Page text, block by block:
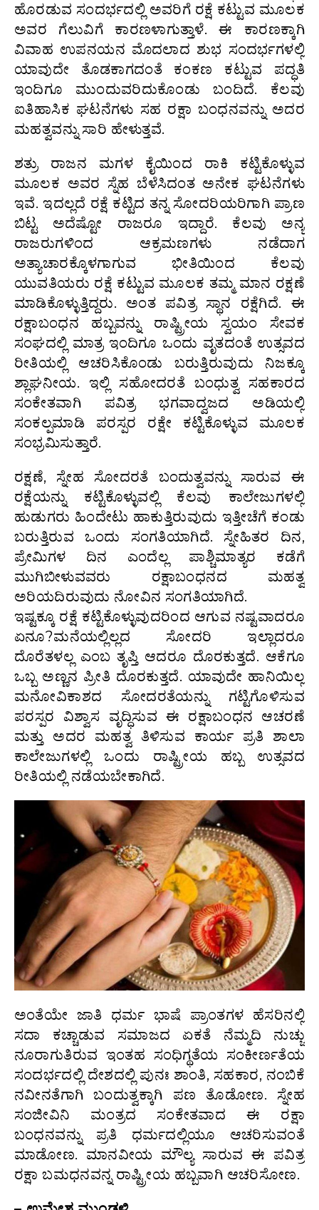
ಹೊರಡುವ ಸಂದರ್ಭದಲ್ಲಿ ಅವರಿಗೆ ರಕ್ಷೆ ಕಟ್ಟುವ ಮೂಲಕ
ಅವರ ಗೆಲುವಿಗೆ ಕಾರಣಳಾಗುತ್ತಾಳೆ. ಈ ಕಾರಣಕ್ಕಾಗಿ
ವಿವಾಹ ಉಪನಯನ ಮೊದಲಾದ ಶುಭ ಸಂದರ್ಭಗಳಲ್ಲಿ
ಯಾವುದೇ ತೊಡಕಾಗದಂತೆ ಕಂಕಣ ಕಟ್ಟುವ ಪದ್ಧತಿ
ಇಂದಿಗೂ ಮುಂದುವರಿದುಕೊಂಡು ಬಂದಿದೆ. ಕೆಲವು
ಐತಿಹಾಸಿಕ ಘಟನೆಗಳು ಸಹ ರಕ್ಷಾ ಬಂಧನವನ್ನು ಅದರ
ಮಹತ್ವವನ್ನು ಸಾರಿ ಹೇಳುತ್ತವೆ.
ಶತ್ರು ರಾಜನ ಮಗಳ ಕೈಯಿಂದ ರಾಕಿ ಕಟ್ಟಿಕೊಳ್ಳುವ
ಮೂಲಕ ಅವರ ಸ್ನೆಹ ಬೆಳೆಸಿದಂತ ಅನೇಕ ಘಟನೆಗಳು
ಇವೆ. ಇದಲ್ಲದೆ ರಕ್ಷೆ ಕಟ್ಟಿದ ತನ್ನ ಸೋದರಿಯರಿಗಾಗಿ ಪ್ರಾಣ
ಬಿಟ್ಟ ಅದೆಷ್ಟೋ ರಾಜರೂ ಇದ್ದಾರೆ. ಕೆಲವು ಅನ್ಯ
ರಾಜರುಗಳಿಂದ ಆಕ್ರಮಣಗಳು ನಡೆದಾಗ
ಅತ್ಯಾಚಾರಕ್ಕೊಳಗಾಗುವ ಭೀತಿಯಿಂದ ಕೆಲವು
ಯುವತಿಯರು ರಕ್ಷೆ ಕಟ್ಟುವ ಮೂಲಕ ತಮ್ಮ ಮಾನ ರಕ್ಷಣೆ
ಮಾಡಿಕೊಳ್ಳುತ್ತಿದ್ದರು. ಅಂತ ಪವಿತ್ರ ಸ್ಥಾನ ರಕ್ಷೆಗಿದೆ. ಈ
ರಕ್ಷಾಬಂಧನ ಹಬ್ಬವನ್ನು ರಾಷ್ಟ್ರೀಯ ಸ್ವಯಂ ಸೇವಕ
ಸಂಘದಲ್ಲಿ ಮಾತ್ರ ಇಂದಿಗೂ ಒಂದು ವೃತದಂತೆ ಉತ್ಸವದ
ರೀತಿಯಲ್ಲಿ ಆಚರಿಸಿಕೊಂಡು ಬರುತ್ತಿರುವುದು ನಿಜಕ್ಕೂ
ಶ್ಲಾಘನೀಯ. ಇಲ್ಲಿ ಸಹೋದರತೆ ಬಂಧುತ್ವ ಸಹಕಾರದ
ಸಂಕೇತವಾಗಿ ಪವಿತ್ರ ಭಗವಾದ್ವಜದ ಅಡಿಯಲ್ಲಿ
ಸಂಕಲ್ಪಮಾಡಿ ಪರಸ್ಪರ ರಕ್ಷೇ ಕಟ್ಟಿಕೊಳ್ಳುವ ಮೂಲಕ
ಸಂಭ್ರಮಿಸುತ್ತಾರೆ.
ರಕ್ಷಣೆ, ಸ್ನೇಹ ಸೋದರತೆ ಬಂದುತ್ವವನ್ನು ಸಾರುವ ಈ
ರಕ್ಷೆಯನ್ನು ಕಟ್ಟಿಕೊಳ್ಳುವಲ್ಲಿ ಕೆಲವು ಕಾಲೇಜುಗಳಲ್ಲಿ
ಹುಡುಗರು ಹಿಂದೇಟು ಹಾಕುತ್ತಿರುವುದು ಇತ್ತೀಚೆಗೆ ಕಂಡು
ಬರುತ್ತಿರುವ ಒಂದು ಸಂಗತಿಯಾಗಿದೆ. ಸ್ನೇಹಿತರ ದಿನ,
ಪ್ರೇಮಿಗಳ ದಿನ ಎಂದೆಲ್ಲ ಪಾಶ್ಚಿಮಾತ್ಯರ ಕಡೆಗೆ
ಮುಗಿಬೀಳುವವರು ರಕ್ಷಾಬಂಧನದ ಮಹತ್ವ
ಅರಿಯದಿರುವುದು ನೋವಿನ ಸಂಗತಿಯಾಗಿದೆ.
ಇಷ್ಟಕ್ಕೂ ರಕ್ಷೆ ಕಟ್ಟಿಕೊಳ್ಳುವುದರಿಂದ ಆಗುವ ನಷ್ಟವಾದರೂ
ಏನೂ?ಮನೆಯಲ್ಲಿಲ್ಲದ ಸೋದರಿ ಇಲ್ಲಾದರೂ
ದೊರೆತಳಲ್ಲ ಎಂಬ ತೃಪ್ತಿ ಆದರೂ ದೊರಕುತ್ತದೆ. ಆಕೆಗೂ
ಒಬ್ಬ ಅಣ್ಣನ ಪ್ರೀತಿ ದೊರಕುತ್ತದೆ. ಯಾವುದೇ ಹಾನಿಯಿಲ್ಲ
ಮನೋವಿಕಾಶದ ಸೋದರತೆಯನ್ನು ಗಟ್ಟಿಗೊಳಿಸುವ
ಪರಸ್ಪರ ವಿಶ್ವಾಸ ವೃದ್ಧಿಸುವ ಈ ರಕ್ಷಾಬಂಧನ ಆಚರಣೆ
ಮತ್ತು ಅದರ ಮಹತ್ವ ತಿಳಿಸುವ ಕಾರ್ಯ ಪ್ರತಿ ಶಾಲಾ
ಕಾಲೇಜುಗಳಲ್ಲಿ ಒಂದು ರಾಷ್ಟ್ರೀಯ ಹಬ್ಬ ಉತ್ಸವದ
ರೀತಿಯಲ್ಲಿ ನಡೆಯಬೇಕಾಗಿದೆ.
ಅಂತೆಯೇ ಜಾತಿ ಧರ್ಮ ಭಾಷೆ ಪ್ರಾಂತಗಳ ಹೆಸರಿನಲ್ಲಿ
ಸದಾ ಕಚ್ಚಾಡುವ ಸಮಾಜದ ಏಕತೆ ನೆಮ್ಮದಿ ನುಚ್ಚು
ನೂರಾಗುತಿರುವ ಇಂತಹ ಸಂಧಿಗ್ಥತೆಯ ಸಂಕೀರ್ಣತೆಯ
ಸಂದರ್ಭದಲ್ಲಿ ದೇಶದಲ್ಲಿ ಪುನಃ ಶಾಂತಿ, ಸಹಕಾರ, ನಂಬಿಕೆ
ನವೀನತೆಗಾಗಿ ಬಂದುತ್ವಕ್ಕಾಗಿ ಪಣ ತೊಡೋಣ. ಸ್ನೇಹ
ಸಂಜೀವಿನಿ ಮಂತ್ರದ ಸಂಕೇತವಾದ ಈ ರಕ್ಷಾ
ಬಂಧನವನ್ನು ಪ್ರತಿ ಧರ್ಮದಲ್ಲಿಯೂ ಆಚರಿಸುವಂತೆ
ಮಾಡೋಣ. ಮಾನವೀಯ ಮೌಲ್ಯ ಸಾರುವ ಈ ಪವಿತ್ರ
ರಕ್ಷಾ ಬಮಧನವನ್ನ ರಾಷ್ಟ್ರೀಯ ಹಬ್ಬವಾಗಿ ಆಚರಿಸೋಣ.